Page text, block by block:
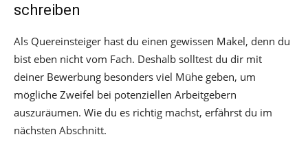
schreiben
Als Quereinsteiger hast du einen gewissen Makel, denn du
bist eben nicht vom Fach. Deshalb solltest du dir mit
deiner Bewerbung besonders viel Mühe geben, um
mögliche Zweifel bei potenziellen Arbeitgebern
auszuräumen. Wie du es richtig machst, erfährst du im
nächsten Abschnitt.